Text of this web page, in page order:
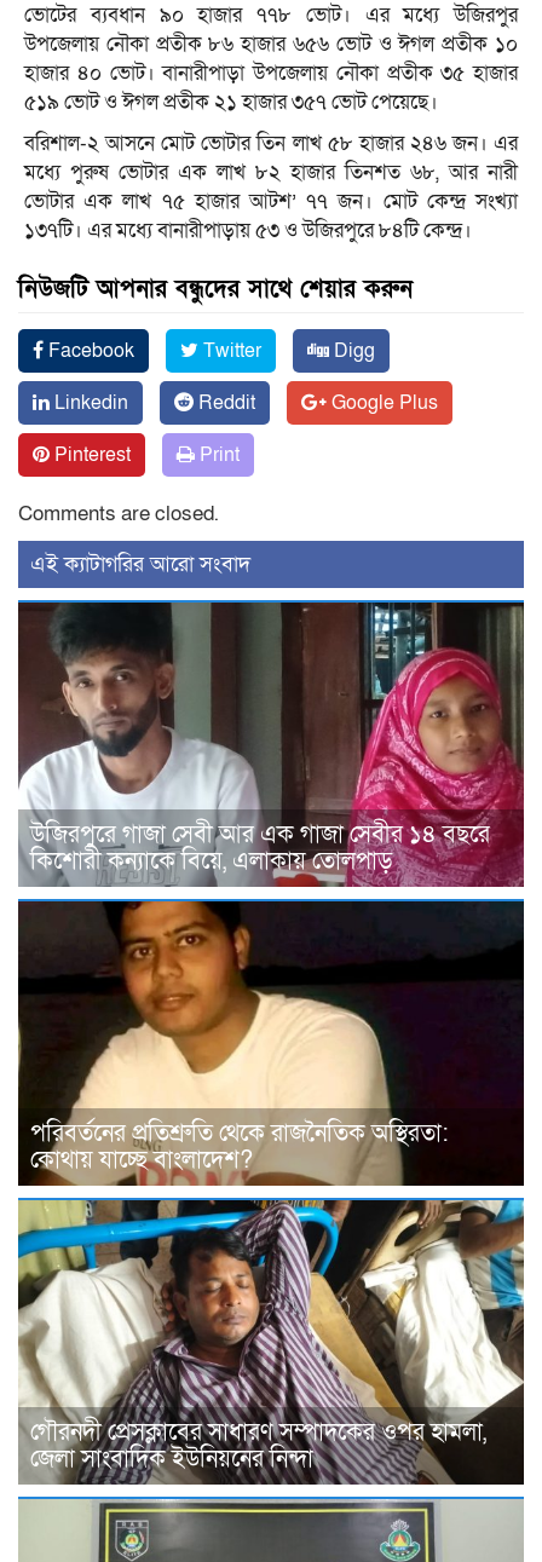
ভোটের ব্যবধান ৯০ হাজার ৭৭৮ ভোট। এর মধ্যে উজিরপুর
উপজেলায় নৌকা প্রতীক ৮৬ হাজার ৬৫৬ ভোট ও ঈগল প্রতীক ১০
হাজার ৪০ ভোট। বানারীপাড়া উপজেলায় নৌকা প্রতীক ৩৫ হাজার
৫১৯ ভোট ও ঈগল প্রতীক ২১ হাজার ৩৫৭ ভোট পেয়েছে।
বরিশাল-২ আসনে মোট ভোটার তিন লাখ ৫৮ হাজার ২৪৬ জন। এর
মধ্যে পুরুষ ভোটার এক লাখ ৮২ হাজার তিনশত ৬৮, আর নারী
ভোটার এক লাখ ৭৫ হাজার আটশ’ ৭৭ জন। মোট কেন্দ্র সংখ্যা
১৩৭টি। এর মধ্যে বানারীপাড়ায় ৫৩ ও উজিরপুরে ৮৪টি কেন্দ্র।
নিউজটি আপনার বন্ধুদের সাথে শেয়ার করুন
Facebook Twitter
Digg
Linkedin
Reddit
Google Plus
Pinterest
Print
Comments are closed.
‍এই ক্যাটাগরির ‍আরো সংবাদ
উজিরপুরে গাজা সেবী আর এক গাজা সেবীর ১৪ বছরে
কিশোরী কন্যাকে বিয়ে, এলাকায় তোলপাড়
পরিবর্তনের প্রতিশ্রুতি থেকে রাজনৈতিক অস্থিরতা:
কোথায় যাচ্ছে বাংলাদেশ?
গৌরনদী প্রেসক্লাবের সাধারণ সম্পাদকের ওপর হামলা,
জেলা সাংবাদিক ইউনিয়নের নিন্দা